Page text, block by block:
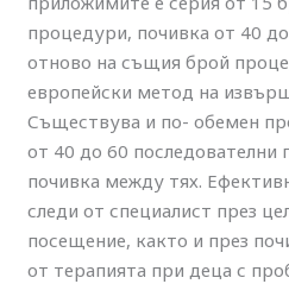
процедури, почивка от 40
отново на същия брой
европейски метод на
Съществува и по- обемен
от 40 до 60 последователни
почивка между тях.
следи от специалист през
посещение, както и през
от терапията при деца с